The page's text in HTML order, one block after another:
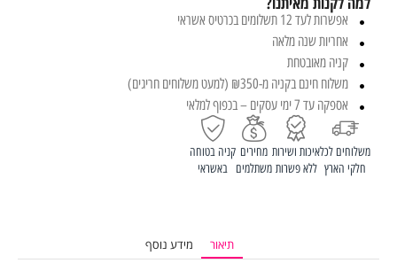
אפשרות לעד 12 תשלומים בכרטיס אשראי
אחריות שנה מלאה
קניה מאובטחת
משלוח חינם בקניה מ-₪350 (למעט משלוחים חריגים)
אספקה עד 7 ימי עסקים – בכפוף למלאי
משלוחים לכל
חלקי הארץ
איכות ושירות
ללא פשרות
מחירים
משתלמים
קניה בטוחה
באשראי
תיאור מידע נוסף